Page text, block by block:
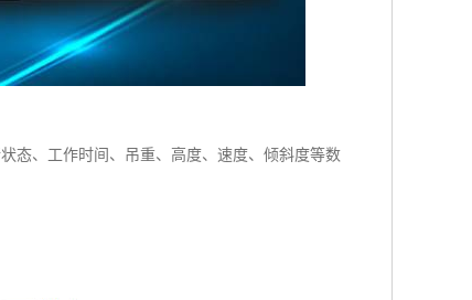
态、工作时间、吊重、高度、速度、倾斜度等数